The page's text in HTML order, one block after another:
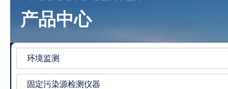
产品中心
环境监测
固定污染源检测仪器